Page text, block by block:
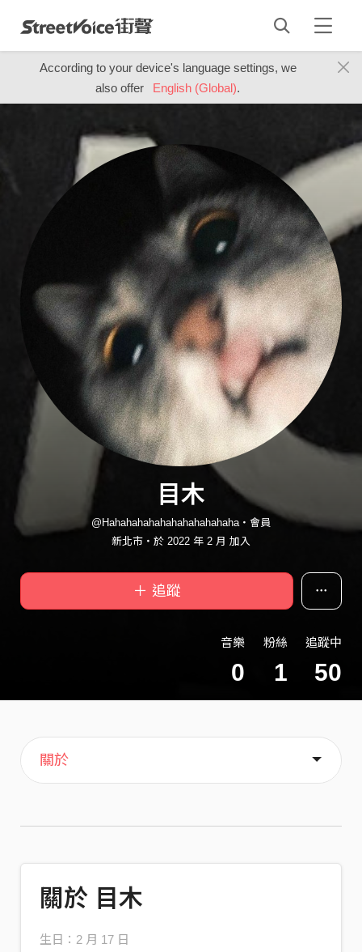
According to your device's language settings, we
also offer
English (Global).
目木
@Hahahahahahahahahahahaha・會員
新北市・於 2022 年 2 月 加入
＋ 追蹤
音樂
0
粉絲
1
追蹤中
50
主頁
歌單
喜歡
關於
關於 目木
生日：2 月 17 日